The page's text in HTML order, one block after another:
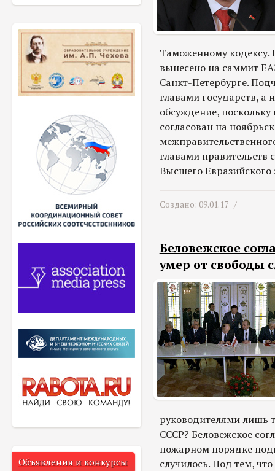
Объявления и конкурсы
Таможенному кодексу.
вынесено на саммит
Санкт-Петербурге.
главами государств, а
обсуждение,
согласован на
главами правительств
Высшего Евразийского
Создано: 09.01.17 /
Беловежское
умер от свободы
руководителями лишь
СССР? Беловежское
пожарном порядке
случилось. Под тем,